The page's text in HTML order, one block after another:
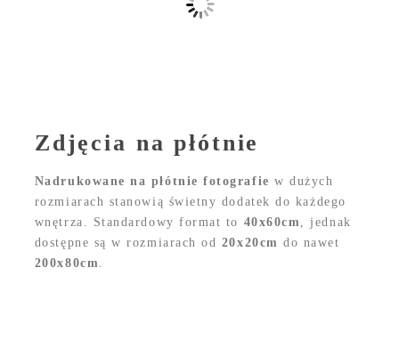
Zdjęcia na płótnie
Nadrukowane na płótnie fotografie w dużych
rozmiarach stanowią świetny dodatek do każdego
wnętrza. Standardowy format to 40x60cm
, jednak
dostępne są w rozmiarach od 20x20cm do nawet
200x80cm